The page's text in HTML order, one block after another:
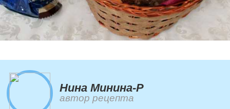
Нина Минина-Р
автор рецепта